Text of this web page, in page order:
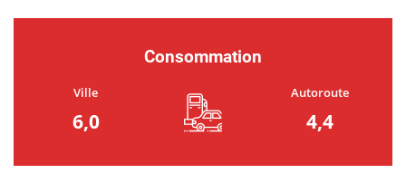
Consommation
Ville
6,0
Autoroute
4,4